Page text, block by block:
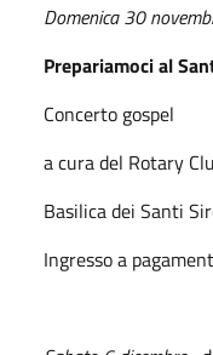
Domenica 30
Prepariamoci al
Concerto gospel
a cura del Rotary
Basilica dei Santi
Ingresso a